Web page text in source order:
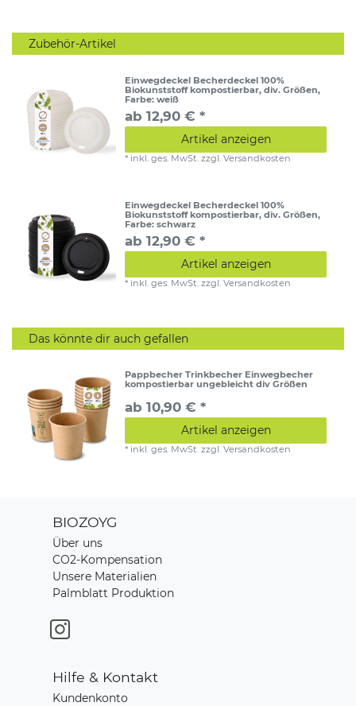
Zubehör-Artikel
Einwegdeckel Becherdeckel 100%
Biokunststoff kompostierbar, div. Größen,
Farbe: weiß
ab 12,90 € *
Artikel anzeigen
* inkl. ges. MwSt. zzgl.Versandkosten
Einwegdeckel Becherdeckel 100%
Biokunststoff kompostierbar, div. Größen,
Farbe: schwarz
ab 12,90 € *
Artikel anzeigen
* inkl. ges. MwSt. zzgl.Versandkosten
Das könnte dir auch gefallen
Pappbecher Trinkbecher Einwegbecher
kompostierbar ungebleicht div Größen
ab 10,90 € *
Artikel anzeigen
* inkl. ges. MwSt. zzgl.Versandkosten
BIOZOYG
Über uns
CO2-Kompensation
Unsere Materialien
Palmblatt Produktion
Hilfe & Kontakt
Kundenkonto